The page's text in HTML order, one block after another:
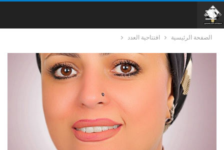
الصفحة الرئيسية افتتاحية العدد